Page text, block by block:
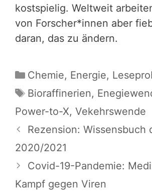
kostspielig. Weltweit
von Forscher*innen aber
daran, das zu ändern.
Kategorien
Chemie, Energie,
Schlagwörter
Bioraffinerien,
Power-to-X, Vekehrswende
Rezension: Wissensbuch
2020/2021
Covid-19-Pandemie:
Kampf gegen Viren